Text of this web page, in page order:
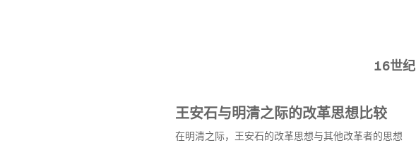
16世纪
王安石与明清之际的改革思想比较
在明清之际，王安石的改革思想与其他改革者的思想